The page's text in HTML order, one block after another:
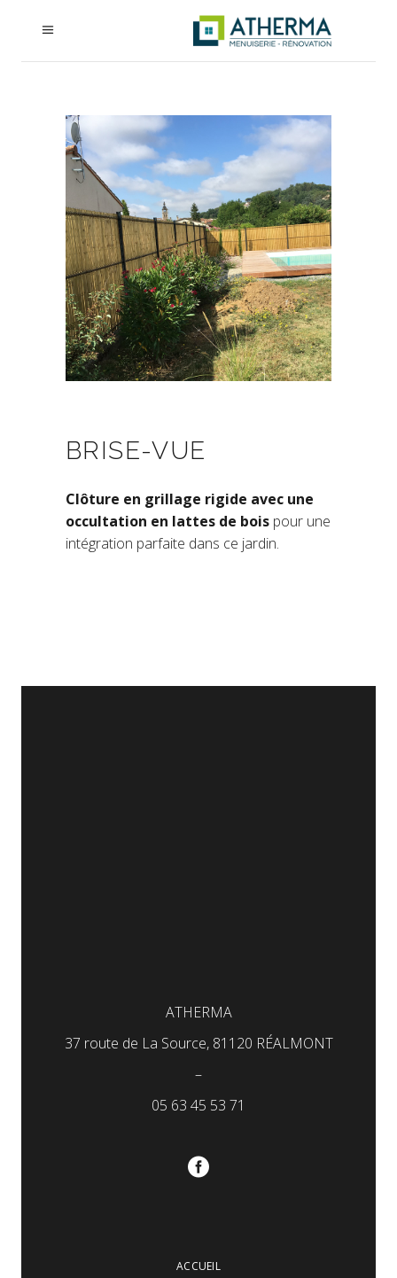
BRISE-VUE
Clôture en grillage rigide avec une
occultation en lattes de bois pour une
intégration parfaite dans ce jardin.
ATHERMA
37 route de La Source, 81120 RÉALMONT
–
05 63 45 53 71
ACCUEIL